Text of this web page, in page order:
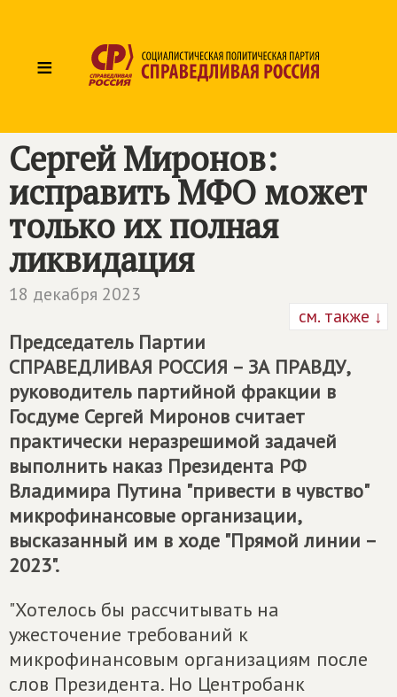
≡
Сергей Миронов:
исправить МФО может
только их полная
ликвидация
18 декабря 2023
см. также ↓
Председатель Партии
СПРАВЕДЛИВАЯ РОССИЯ – ЗА ПРАВДУ,
руководитель партийной фракции в
Госдуме Сергей Миронов считает
практически неразрешимой задачей
выполнить наказ Президента РФ
Владимира Путина "привести в чувство"
микрофинансовые организации,
высказанный им в ходе "Прямой линии –
2023".
"Хотелось бы рассчитывать на
ужесточение требований к
микрофинансовым организациям после
слов Президента. Но Центробанк